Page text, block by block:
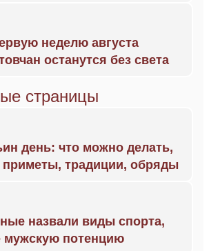
неделю августа
останутся без света
страницы
день: что можно делать,
приметы, традиции, обряды
назвали виды спорта,
потенцию